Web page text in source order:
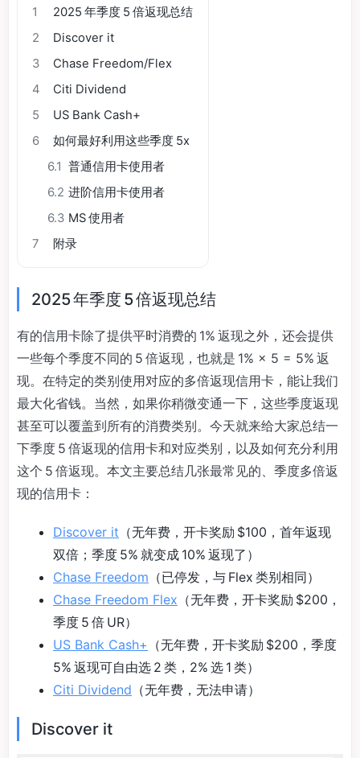
1
2025 年季度 5 倍返现总结
2
Discover it
3
Chase Freedom/Flex
4
Citi Dividend
5
US Bank Cash+
6
如何最好利用这些季度 5x
6.1 普通信用卡使用者
6.2 进阶信用卡使用者
6.3 MS 使用者
7
附录
2025 年季度 5 倍返现总结
有的信用卡除了提供平时消费的 1% 返现之外，还会提供
一些每个季度不同的 5 倍返现，也就是 1% × 5 = 5% 返
现。在特定的类别使用对应的多倍返现信用卡，能让我们
最大化省钱。当然，如果你稍微变通一下，这些季度返现
甚至可以覆盖到所有的消费类别。今天就来给大家总结一
下季度 5 倍返现的信用卡和对应类别，以及如何充分利用
这个 5 倍返现。本文主要总结几张最常见的、季度多倍返
现的信用卡：
Discover it （无年费，开卡奖励 $100，首年返现
双倍；季度 5% 就变成 10% 返现了）
Chase Freedom （已停发，与 Flex 类别相同）
Chase Freedom Flex （无年费，开卡奖励 $200，
季度 5 倍 UR）
US Bank Cash+ （无年费，开卡奖励 $200，季度
5% 返现可自由选 2 类，2% 选 1 类）
Citi Dividend （无年费，无法申请）
Discover it